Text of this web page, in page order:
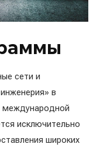
сети и
в
международной
исключительно
широких